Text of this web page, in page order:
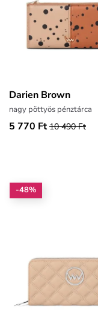
Darien Brown
nagy pöttyös pénztárca
5 770 Ft 10 490 Ft
-48%